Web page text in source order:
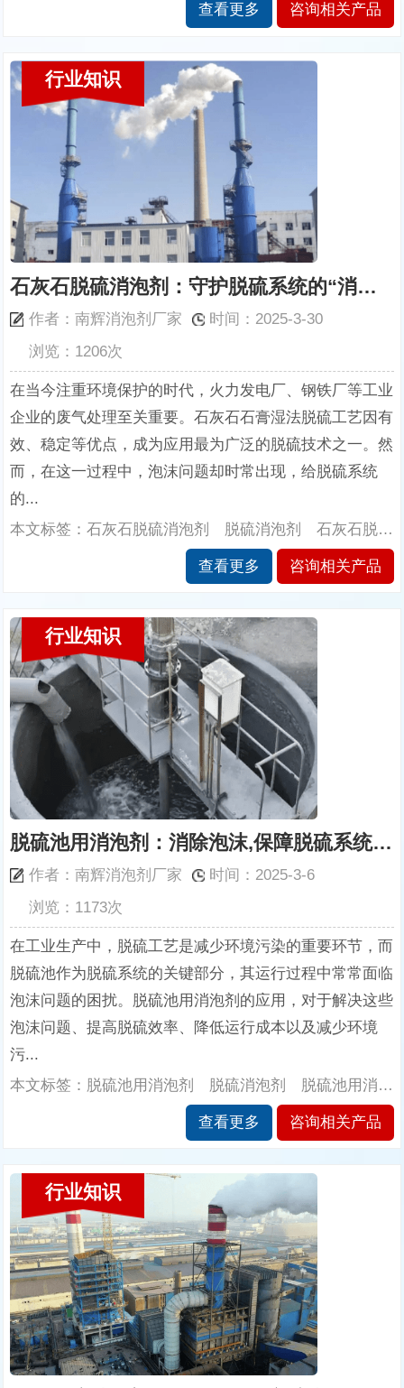
查看更多 咨询相关产品
行业知识
石灰石脱硫消泡剂：守护脱硫系统的“消泡卫士”
作者：南辉消泡剂厂家
时间：2025-3-30
浏览：1206次
在当今注重环境保护的时代，火力发电厂、钢铁厂等工业
企业的废气处理至关重要。石灰石石膏湿法脱硫工艺因有
效、稳定等优点，成为应用最为广泛的脱硫技术之一。然
而，在这一过程中，泡沫问题却时常出现，给脱硫系统
的...
本文标签：石灰石脱硫消泡剂 脱硫消泡剂 石灰石脱硫消泡剂的性能 南辉消泡剂厂家
查看更多 咨询相关产品
行业知识
脱硫池用消泡剂：消除泡沫,保障脱硫系统有效运行
作者：南辉消泡剂厂家
时间：2025-3-6
浏览：1173次
在工业生产中，脱硫工艺是减少环境污染的重要环节，而
脱硫池作为脱硫系统的关键部分，其运行过程中常常面临
泡沫问题的困扰。脱硫池用消泡剂的应用，对于解决这些
泡沫问题、提高脱硫效率、降低运行成本以及减少环境
污...
本文标签：脱硫池用消泡剂 脱硫消泡剂 脱硫池用消泡剂的性能 南辉消泡剂厂家
查看更多 咨询相关产品
行业知识